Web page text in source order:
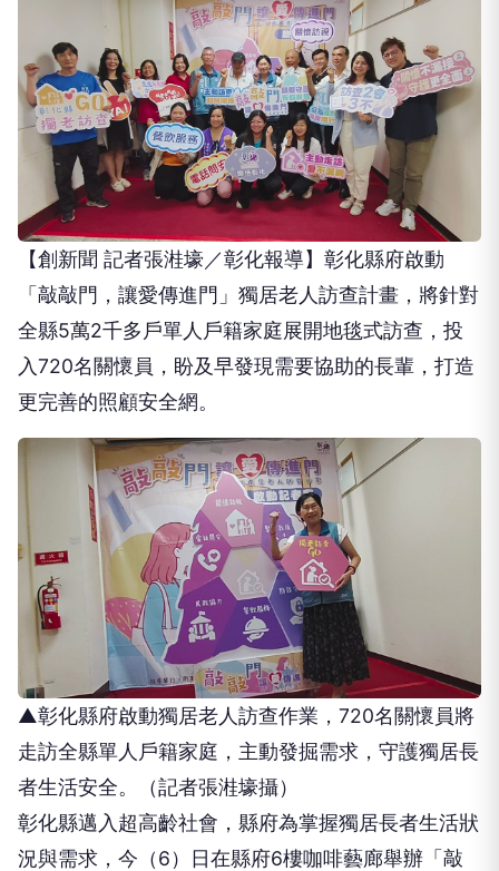
【創新聞 記者張溎壕／彰化報導】彰化縣府啟動
「敲敲門，讓愛傳進門」獨居老人訪查計畫，將針對
全縣5萬2千多戶單人戶籍家庭展開地毯式訪查，投
入720名關懷員，盼及早發現需要協助的長輩，打造
更完善的照顧安全網。
▲彰化縣府啟動獨居老人訪查作業，720名關懷員將
走訪全縣單人戶籍家庭，主動發掘需求，守護獨居長
者生活安全。（記者張溎壕攝）
彰化縣邁入超高齡社會，縣府為掌握獨居長者生活狀
況與需求，今（6）日在縣府6樓咖啡藝廊舉辦「敲